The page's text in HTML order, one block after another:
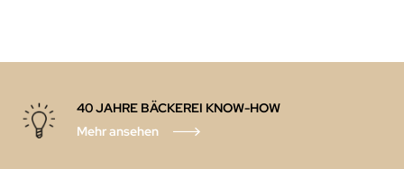
40 JAHRE BÄCKEREI KNOW-HOW
Mehr ansehen